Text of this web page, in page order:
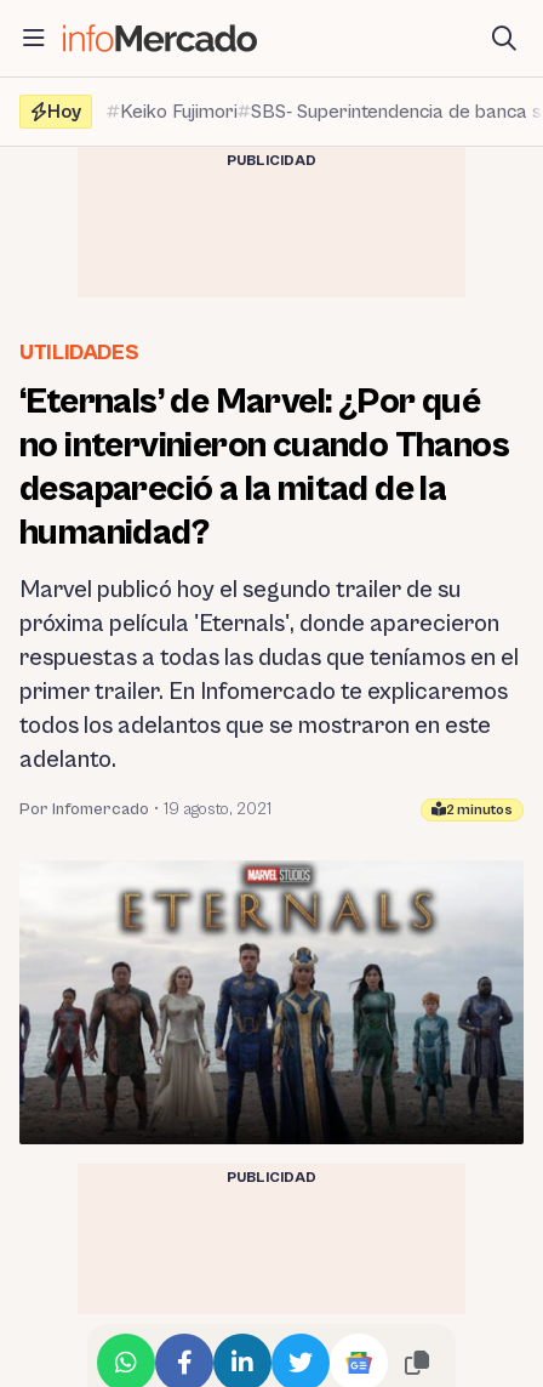
contenido
Hoy
Keiko Fujimori SBS- Superintendencia de banca
PUBLICIDAD
UTILIDADES
‘Eternals’ de Marvel: ¿Por qué
no intervinieron cuando Thanos
desapareció a la mitad de la
humanidad?
Marvel publicó hoy el segundo trailer de su
próxima película 'Eternals', donde aparecieron
respuestas a todas las dudas que teníamos en el
primer trailer. En Infomercado te explicaremos
todos los adelantos que se mostraron en este
adelanto.
Por Infomercado • 19 agosto, 2021 2 minutos
PUBLICIDAD